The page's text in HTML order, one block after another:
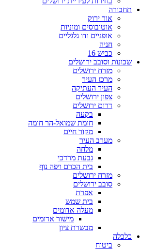
תחבורה
אור ירוק
אוטובוסים ומוניות
אופניים ודו גלגליים
חניה
כביש 16
שכונות וסובב ירושלים
מזרח ירושלים
מרכז העיר
העיר העתיקה
צפון ירושלים
דרום ירושלים
בקעה
חומת שמואל-הר חומה
מקור חיים
מערב העיר
מלחה
גבעת מרדכי
בית הכרם ויפה נוף
מזרח ירושלים
סובב ירושלים
אפרת
בית שמש
מעלה אדומים
מישור אדומים
מבשרת ציון
כלכלה
ביטוח